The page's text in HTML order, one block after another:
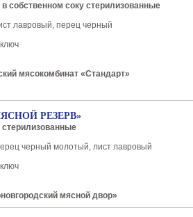
собственном соку стерилизованные
лавровый, перец черный
мясокомбинат «Стандарт»
РЕЗЕРВ»
черный молотый, лист лавровый
мясной двор»